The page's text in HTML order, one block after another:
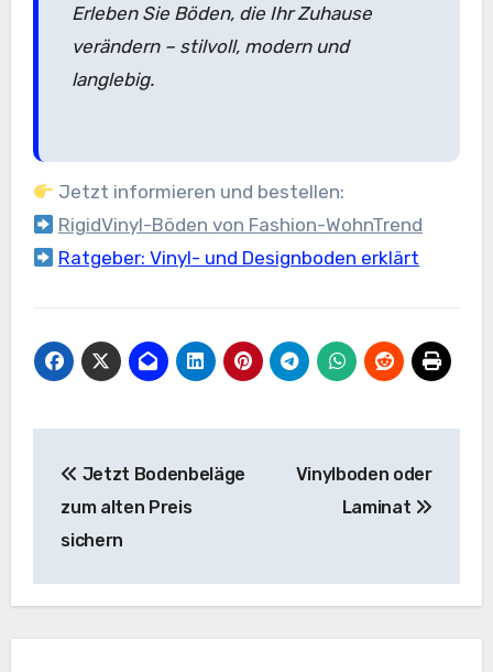
Erleben Sie Böden, die Ihr Zuhause
verändern – stilvoll, modern und
langlebig.
Jetzt informieren und bestellen:
RigidVinyl-Böden von Fashion-WohnTrend
Ratgeber: Vinyl- und Designboden erklärt
Jetzt Bodenbeläge
zum alten Preis
sichern
Vinylboden oder
Laminat